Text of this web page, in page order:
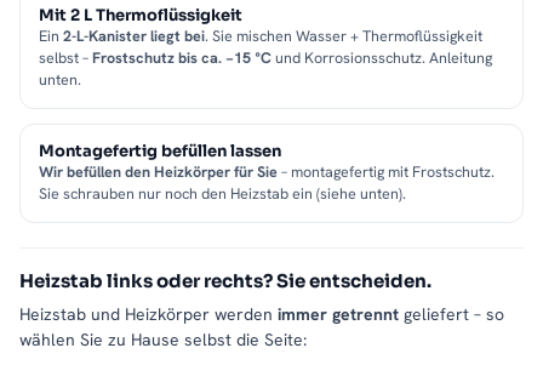
Mit 2 L Thermoflüssigkeit
Ein 2-L-Kanister liegt bei. Sie mischen Wasser + Thermoflüssigkeit
selbst –Frostschutz bis ca. −15 °Cund Korrosionsschutz. Anleitung
unten.
Montagefertig befüllen lassen
Wir befüllen den Heizkörper für Sie– montagefertig mit Frostschutz.
Sie schrauben nur noch den Heizstab ein (siehe unten).
Heizstab links oder rechts? Sie entscheiden.
Heizstab und Heizkörper werden immer getrennt geliefert – so
wählen Sie zu Hause selbst die Seite: